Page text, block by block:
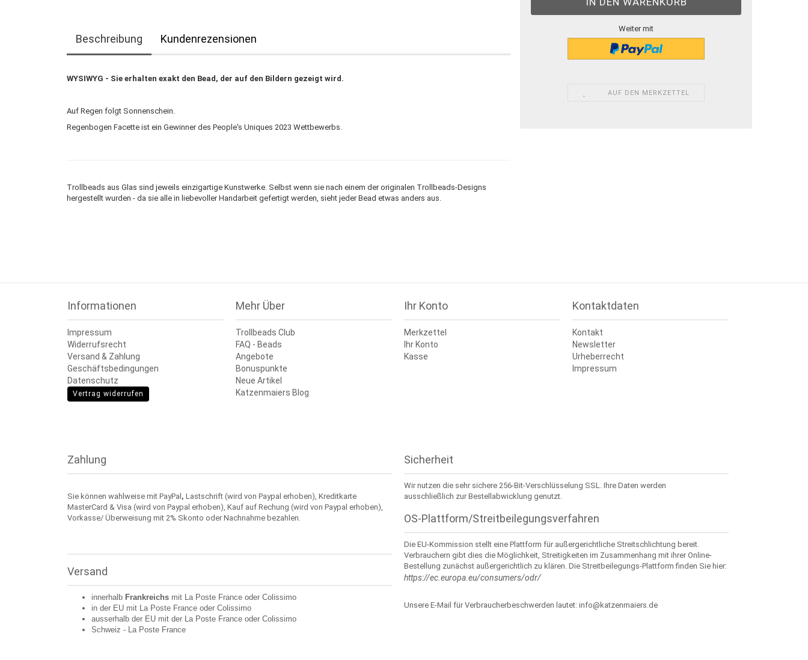
Weiter mit
AUF DEN MERKZETTEL
Beschreibung Kundenrezensionen
WYSIWYG - Sie erhalten exakt den Bead, der auf den Bildern gezeigt wird.
Auf Regen folgt Sonnenschein.
Regenbogen Facette ist ein Gewinner des People's Uniques 2023 Wettbewerbs.
Trollbeads aus Glas sind jeweils einzigartige Kunstwerke. Selbst wenn sie nach einem der originalen Trollbeads-Designs
hergestellt wurden - da sie alle in liebevoller Handarbeit gefertigt werden, sieht jeder Bead etwas anders aus.
Informationen
Impressum
Widerrufsrecht
Versand & Zahlung
Geschäftsbedingungen
Datenschutz
Vertrag widerrufen
Mehr Über
Trollbeads Club
FAQ - Beads
Angebote
Bonuspunkte
Neue Artikel
Katzenmaiers Blog
Ihr Konto
Merkzettel
Ihr Konto
Kasse
Kontaktdaten
Kontakt
Newsletter
Urheberrecht
Impressum
Zahlung
Sie können wahlweise mit PayPal , Lastschrift (wird von Paypal erhoben), Kreditkarte
MasterCard & Visa (wird von Paypal erhoben), Kauf auf Rechung (wird von Paypal erhoben),
Vorkasse/ Überweisung mit 2% Skonto oder Nachnahme bezahlen.
Versand
innerhalb Frankreichs mit La Poste France oder Colissimo
in der EU mit La Poste France oder Colissimo
ausserhalb der EU mit der La Poste France oder Colissimo
Schweiz - La Poste France
Sicherheit
Wir nutzen die sehr sichere 256-Bit-Verschlüsselung SSL. Ihre Daten werden
ausschließlich zur Bestellabwicklung genutzt.
OS-Plattform/Streitbeilegungsverfahren
Die EU-Kommission stellt eine Plattform für außergerichtliche Streitschlichtung bereit.
Verbrauchern gibt dies die Möglichkeit, Streitigkeiten im Zusammenhang mit ihrer Online-
Bestellung zunächst außergerichtlich zu klären. Die Streitbeilegungs-Plattform finden Sie hier:
https://ec.europa.eu/consumers/odr/
Unsere E-Mail für Verbraucherbeschwerden lautet: info@katzenmaiers.de